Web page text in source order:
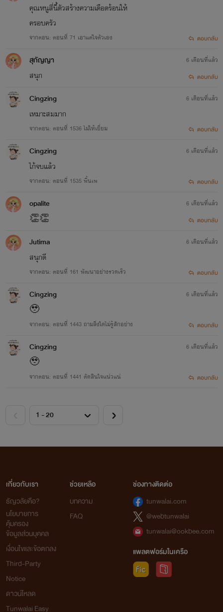
คุณหนูสี่นี้ตัวสร้างความเดือดร้อนให้
ครอบครัว
จากตอน: ตอนที่ 71 เอาแต่ใจตัวเอง ตอบกลับ
สุกัญญา
สนุก
6 เดือนที่แล้ว
ตอบกลับ
Cingzing
เหมาะสมมาก
จากตอน: ตอนที่ 1536 ไม่ให้เยี่ยม
6 เดือนที่แล้ว
ตอบกลับ
Cingzing
ไก้จบแล้ว
จากตอน: ตอนที่ 1535 พื้นเพ
6 เดือนที่แล้ว
ตอบกลับ
opalite
👏👏
6 เดือนที่แล้ว
ตอบกลับ
Jutima
สนุกดี
จากตอน: ตอนที่ 161 พัฒนาอย่างรวดเร็ว
6 เดือนที่แล้ว
ตอบกลับ
Cingzing
🥹
จากตอน: ตอนที่ 1443 ถามสิ่งใดไม่รู้สักอย่าง
6 เดือนที่แล้ว
ตอบกลับ
Cingzing
🥹
จากตอน: ตอนที่ 1441 ตัดสินใจแน่วแน่
6 เดือนที่แล้ว
ตอบกลับ
เกี่ยวกับเรา
ธัญวลัยคือ?
นโยบายการ
คุ้มครอง
ข้อมูลส่วนบุคคล
เงื่อนไขและข้อตกลง
Third-Party
Notice
ดาวน์โหลด
Tunwalai Easy
ช่วยเหลือ
บทความ
FAQ
ช่องทางติดต่อ
tunwalai.com
@webtunwalai
tunwalai@ookbee.com
แพลตฟอร์มในเครือ